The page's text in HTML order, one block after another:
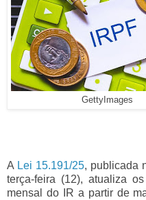
GettyImages
A Lei 15.191/25, publicada
terça-feira (12), atualiza
mensal do IR a partir de